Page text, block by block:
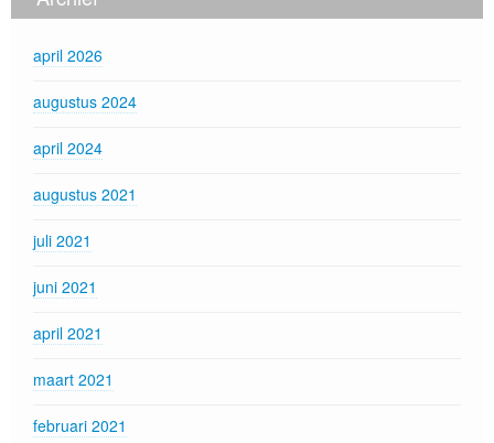
april 2026
augustus 2024
april 2024
augustus 2021
juli 2021
juni 2021
april 2021
maart 2021
februari 2021